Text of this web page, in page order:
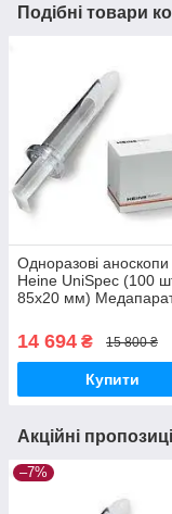
Подібні товари
Одноразові аноскопи
Heine UniSpec (100
85х20 мм)
14 694 ₴ 15 800 ₴
Купити
Акційні
–7%